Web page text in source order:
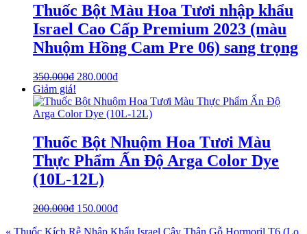
Thuốc Bột Màu Hoa Tươi nhập khẩu
Israel Cao Cấp Premium 2023 (màu
Nhuộm Hồng Cam Pre 06) sang trọng
350.000₫ 280.000₫
Giảm giá!
Thuốc Bột Nhuộm Hoa Tươi Màu
Thực Phẩm Ấn Độ Arga Color Dye
(10L-12L)
200.000₫ 150.000₫